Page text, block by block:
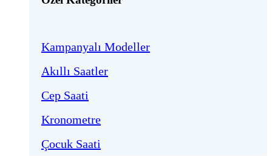
Kampanyalı Modeller
Akıllı Saatler
Cep Saati
Kronometre
Çocuk Saati